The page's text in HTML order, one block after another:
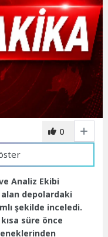
0
Analiz Ekibi
alan depolardaki
şekilde inceledi.
süre önce